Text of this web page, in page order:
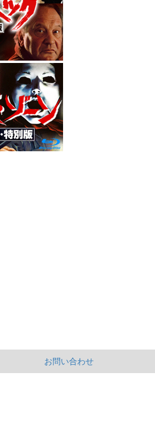
お問い合わせ